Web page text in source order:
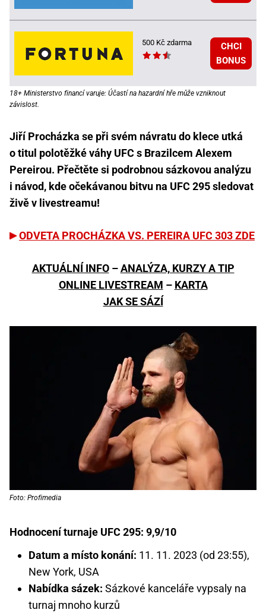
500 Kč zdarma
CHCI
BONUS
18+ Ministerstvo financí varuje: Účastí na hazardní hře může vzniknout
závislost.
Jiří Procházka se při svém návratu do klece utká
o titul polotěžké váhy UFC s Brazilcem Alexem
Pereirou. Přečtěte si podrobnou sázkovou analýzu
i návod, kde očekávanou bitvu na UFC 295 sledovat
živě v livestreamu!
ODVETA PROCHÁZKA VS. PEREIRA UFC 303 ZDE
AKTUÁLNÍ INFO–ANALÝZA, KURZY A TIP
ONLINE LIVESTREAM – KARTA
JAK SE SÁZÍ
Foto: Profimedia
Hodnocení turnaje UFC 295: 9,9/10
Datum a místo konání: 11. 11. 2023 (od 23:55),
New York, USA
Nabídka sázek: Sázkové kanceláře vypsaly na
turnaj mnoho kurzů